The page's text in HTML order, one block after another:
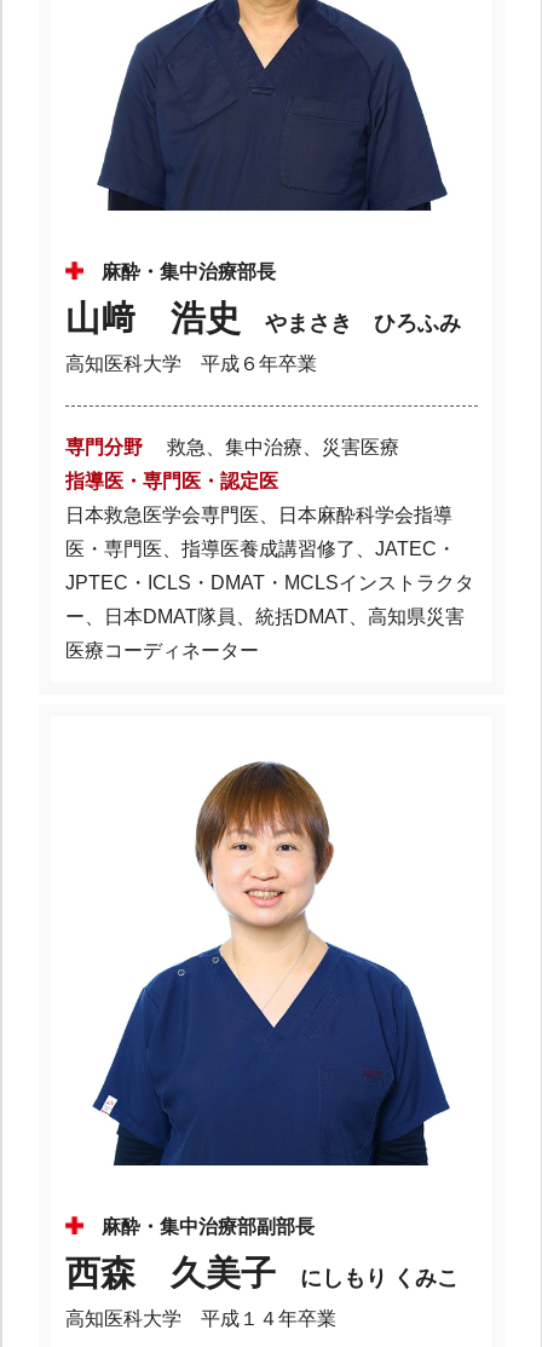
麻酔・集中治療部長
山﨑 浩史 やまさき ひろふみ
高知医科大学 平成６年卒業
専門分野
救急、集中治療、災害医療
指導医・専門医・認定医
日本救急医学会専門医、日本麻酔科学会指導
医・専門医、指導医養成講習修了、JATEC・
JPTEC・ICLS・DMAT・MCLSインストラクタ
ー、日本DMAT隊員、統括DMAT、高知県災害
医療コーディネーター
麻酔・集中治療部副部長
西森 久美子 にしもり くみこ
高知医科大学 平成１４年卒業